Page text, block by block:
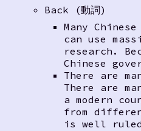
Back (動詞)
Many
can use
research.
Chinese
There are
There are
a modern
from
is well